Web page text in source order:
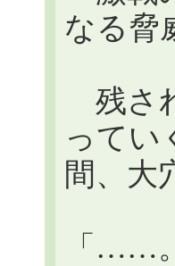
なる脅
残さ
ってい
間、大
「……